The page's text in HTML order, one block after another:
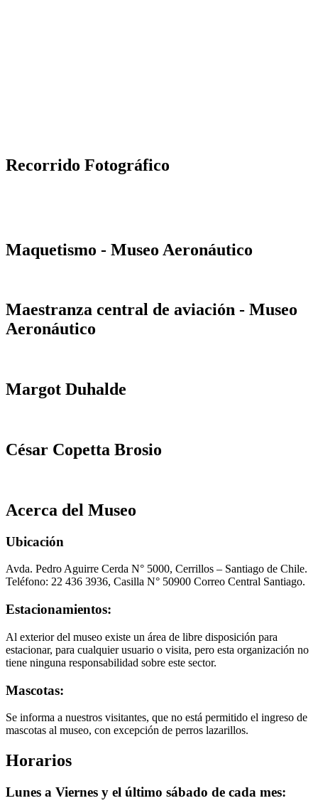
Recorrido Fotográfico
Maquetismo - Museo Aeronáutico
Maestranza central de aviación - Museo
Aeronáutico
Margot Duhalde
César Copetta Brosio
Acerca del Museo
Ubicación
Avda. Pedro Aguirre Cerda N° 5000, Cerrillos – Santiago de Chile.
Teléfono: 22 436 3936, Casilla N° 50900 Correo Central Santiago.
Estacionamientos:
Al exterior del museo existe un área de libre disposición para
estacionar, para cualquier usuario o visita, pero esta organización no
tiene ninguna responsabilidad sobre este sector.
Mascotas:
Se informa a nuestros visitantes, que no está permitido el ingreso de
mascotas al museo, con excepción de perros lazarillos.
Horarios
Lunes a Viernes y el último sábado de cada mes: